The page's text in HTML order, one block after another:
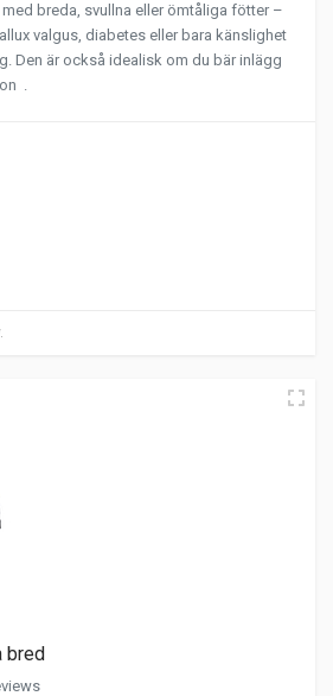
breda, svullna eller ömtåliga fötter –
valgus, diabetes eller bara känslighet
Den är också idealisk om du bär inlägg
.
bred